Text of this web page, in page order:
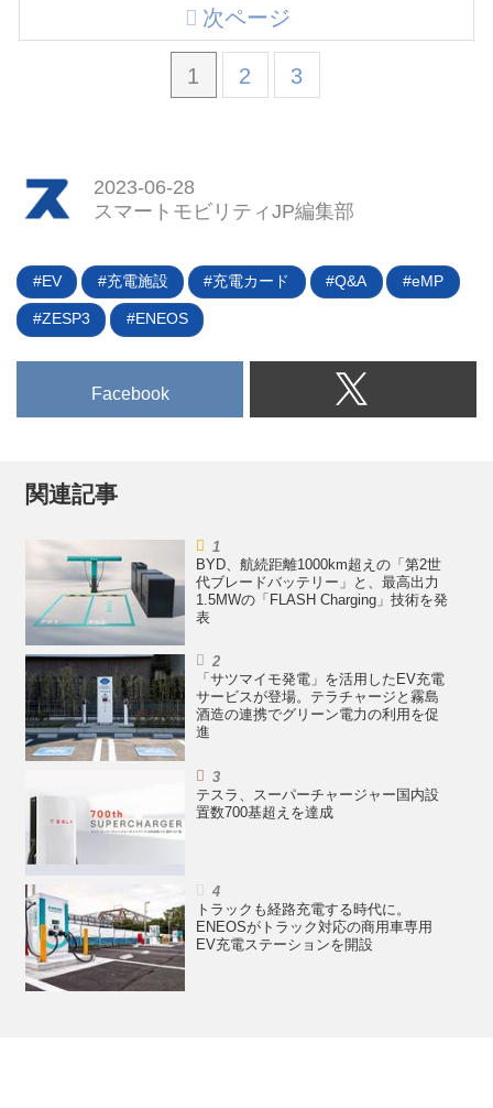
1 2 3
次ページ
2023-06-28
スマートモビリティJP編集部
EV 充電施設 充電カード Q&A eMP
ZESP3 ENEOS
Facebook
関連記事
BYD、航続距離1000km超えの「第2世
代ブレードバッテリー」と、最高出力
1.5MWの「FLASH Charging」技術を発
表
「サツマイモ発電」を活用したEV充電
サービスが登場。テラチャージと霧島
酒造の連携でグリーン電力の利用を促
進
テスラ、スーパーチャージャー国内設
置数700基超えを達成
トラックも経路充電する時代に。
ENEOSがトラック対応の商用車専用
EV充電ステーションを開設